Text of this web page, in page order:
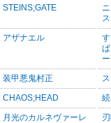
STEINS;GATE
アザナエル
装甲悪鬼村正
CHAOS;HEAD
月光のカルネヴァーレ